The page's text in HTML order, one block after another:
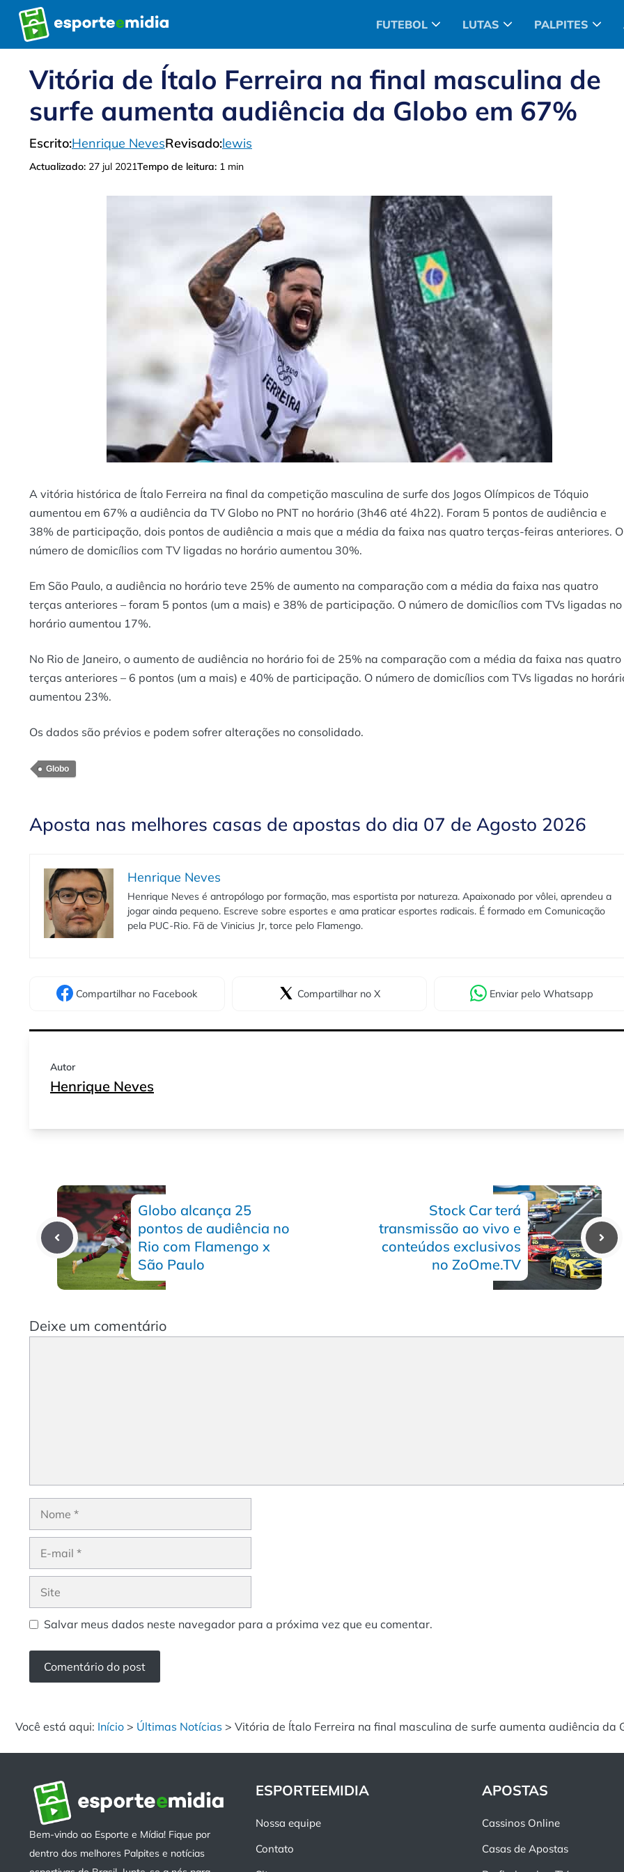
Pular
para
o
FUTEBOL LUTAS PALPITES
Vitória de Ítalo Ferreira na final masculina de
surfe aumenta audiência da Globo em 67%
Escrito:Henrique NevesRevisado:lewis
Actualizado: 27 jul 2021Tempo de leitura: 1 min
A vitória histórica de Ítalo Ferreira na final da competição masculina de surfe dos Jogos Olímpicos de Tóquio
aumentou em 67% a audiência da TV Globo no PNT no horário (3h46 até 4h22). Foram 5 pontos de audiência e
38% de participação, dois pontos de audiência a mais que a média da faixa nas quatro terças-feiras anteriores. O
número de domicílios com TV ligadas no horário aumentou 30%.
Em São Paulo, a audiência no horário teve 25% de aumento na comparação com a média da faixa nas quatro
terças anteriores – foram 5 pontos (um a mais) e 38% de participação. O número de domicílios com TVs ligadas no
horário aumentou 17%.
No Rio de Janeiro, o aumento de audiência no horário foi de 25% na comparação com a média da faixa nas quatro
terças anteriores – 6 pontos (um a mais) e 40% de participação. O número de domicílios com TVs ligadas no
aumentou 23%.
Os dados são prévios e podem sofrer alterações no consolidado.
Globo
Aposta nas melhores casas de apostas do dia 07 de Agosto 2026
Henrique Neves
Henrique Neves é antropólogo por formação, mas esportista por natureza. Apaixonado por vôlei, aprendeu a
jogar ainda pequeno. Escreve sobre esportes e ama praticar esportes radicais. É formado em Comunicação
pela PUC-Rio. Fã de Vinicius Jr, torce pelo Flamengo.
Compartilhar no Facebook Compartilhar no X Enviar pelo Whatsapp
Autor
Henrique Neves
Globo alcança 25
pontos de audiência no
Rio com Flamengo x
São Paulo
Stock Car terá
transmissão ao vivo e
conteúdos exclusivos
no ZoOme.TV
Deixe um comentário
Nome
Site
Salvar meus dados neste navegador para a próxima vez que eu comentar.
Você está aqui: Início > Últimas Notícias > Vitória de Ítalo Ferreira na final masculina de surfe aumenta audiência da
Bem-vindo ao Esporte e Mídia! Fique por
dentro dos melhores Palpites e notícias
ESPORTEEMIDIA
Nossa equipe
Contato
APOSTAS
Cassinos Online
Casas de Apostas